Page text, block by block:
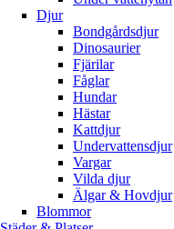
Djur
Bondgårdsdjur
Dinosaurier
Fjärilar
Fåglar
Hundar
Hästar
Kattdjur
Undervattensdjur
Vargar
Vilda djur
Älgar & Hovdjur
Blommor